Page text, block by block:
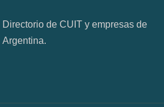
Directorio de CUIT y empresas de
Argentina.